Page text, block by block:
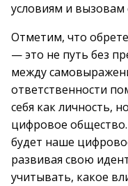
условиям и вызовам
Отметим, что
— это не путь без
между
ответственности
себя как личность,
цифровое
будет наше
развивая свою
учитывать, какое